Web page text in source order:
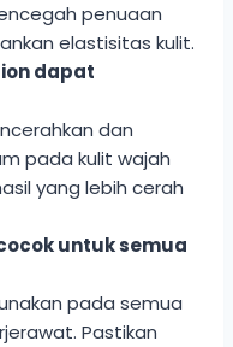
penuaan
elastisitas kulit.
dapat
dan
pada kulit wajah
yang lebih cerah
untuk semua
pada semua
Pastikan